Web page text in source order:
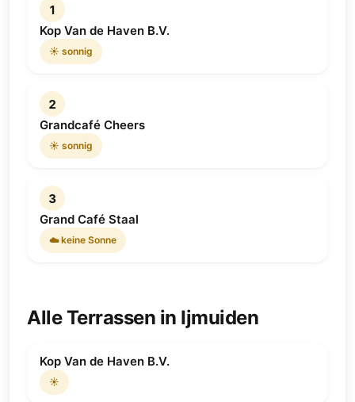
1
Kop Van de Haven B.V.
☀️ sonnig
2
Grandcafé Cheers
☀️ sonnig
3
Grand Café Staal
☁️ keine Sonne
Alle Terrassen in Ijmuiden
Kop Van de Haven B.V.
☀️